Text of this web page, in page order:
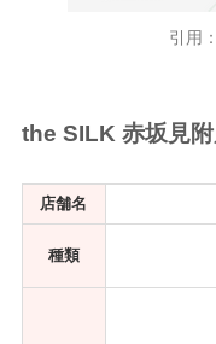
引用：
the SILK 赤坂見
店舗名
種類